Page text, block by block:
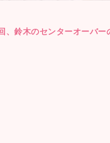
、鈴木のセンターオーバ